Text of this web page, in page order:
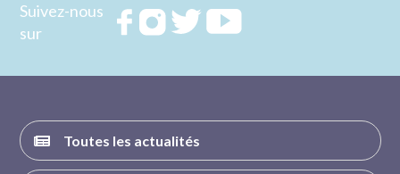
Suivez-nous
sur
RejoignezRejoignezRejoignez
Toutes les actualités